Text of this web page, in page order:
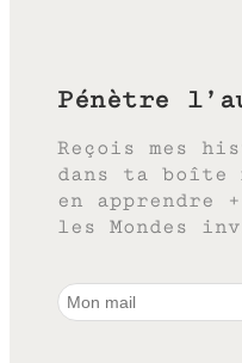
Pénètre
Reçois mes
dans ta boîte
en apprendre
les Mondes